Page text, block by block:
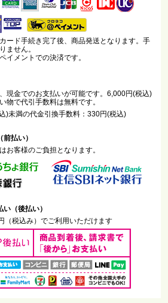
ード手続き完了後、商品発送となります。手
ません。
イメントでの決済です。
現金でのお支払いが可能です。6,000円(税込)
物で代引手数料は無料です。
)未満の代金引換手数料：330円(税込)
払い）
お客様のご負担となります。
（後払い）
（税込み）でご利用いただけます